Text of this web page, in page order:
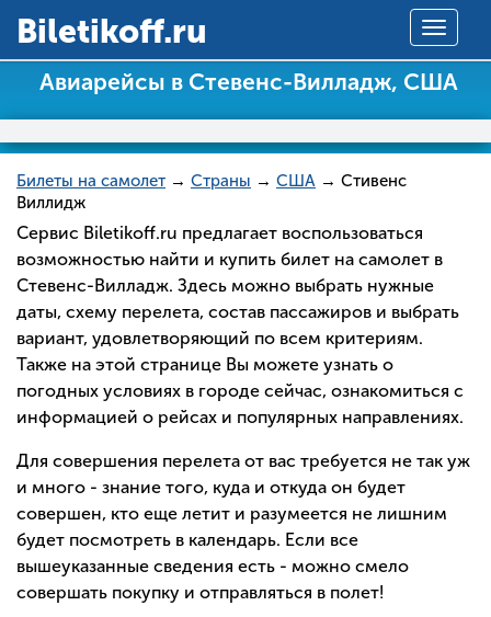
Toggle
Вiletikoff.ru
Авиарейсы в Стевенс-Вилладж, США
Билеты на самолет → Страны → США → Стивенс
Виллидж
Сервис Biletikoff.ru предлагает воспользоваться
возможностью найти и купить билет на самолет в
Стевенс-Вилладж. Здесь можно выбрать нужные
даты, схему перелета, состав пассажиров и выбрать
вариант, удовлетворяющий по всем критериям.
Также на этой странице Вы можете узнать о
погодных условиях в городе сейчас, ознакомиться с
информацией о рейсах и популярных направлениях.
Для совершения перелета от вас требуется не так уж
и много - знание того, куда и откуда он будет
совершен, кто еще летит и разумеется не лишним
будет посмотреть в календарь. Если все
вышеуказанные сведения есть - можно смело
совершать покупку и отправляться в полет!